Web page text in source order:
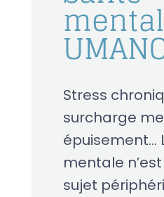
Stress
surcharge
épuisement…
mentale
sujet